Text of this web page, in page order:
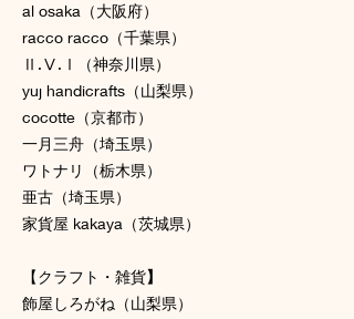
al osaka（大阪府）
racco racco（千葉県）
Ⅱ.Ⅴ.Ⅰ（神奈川県）
yuj handicrafts（山梨県）
cocotte（京都市）
一月三舟（埼玉県）
ワトナリ（栃木県）
亜古（埼玉県）
家貨屋 kakaya（茨城県）
【クラフト・雑貨】
飾屋しろがね（山梨県）